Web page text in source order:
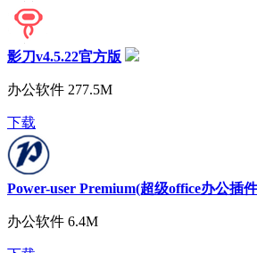
影刀v4.5.22官方版
办公软件 277.5M
下载
Power-user Premium(超级office办公插
办公软件 6.4M